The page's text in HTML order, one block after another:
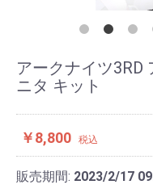
アークナイツ3RD
ニタ キット
￥8,800 税込
販売期間: 2023/2/17